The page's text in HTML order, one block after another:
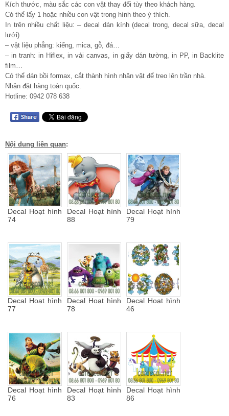
Kích thước, màu sắc các con vật thay đổi tùy theo khách hàng.
Có thể lấy 1 hoặc nhiều con vật trong hình theo ý thích.
In trên nhiều chất liệu: – decal dán kính (decal trong, decal sữa, decal
lưới)
– vật liệu phẳng: kiếng, mica, gỗ, đá…
– in tranh: in Hiflex, in vải canvas, in giấy dán tường, in PP, in Backlite
film…
Có thể dán bồi formax, cắt thành hình nhân vật để treo lên trần nhà.
Nhận đặt hàng toàn quốc.
Hotline: 0942 078 638
Nội dung liên quan:
Decal Hoạt hình
74
Decal Hoạt hình
88
Decal Hoạt hình
79
Decal Hoạt hình
77
Decal Hoạt hình
78
Decal Hoạt hình
46
Decal Hoạt hình
76
Decal Hoạt hình
83
Decal Hoạt hình
86